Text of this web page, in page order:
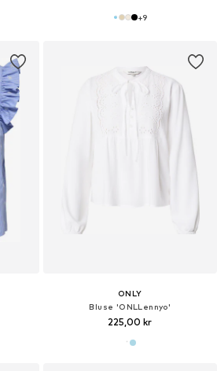
+9
ONLY
Bluse 'ONLLennyo'
225,00 kr